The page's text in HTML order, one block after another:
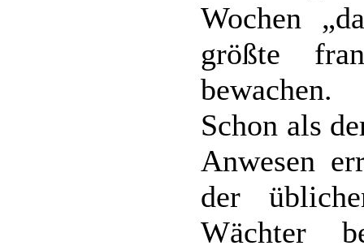
Wochen
größte
bewachen.
Schon als
Anwesen
der
Wächter